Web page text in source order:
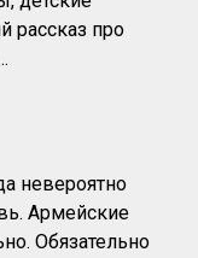
рассказ про
невероятно
Армейские
Обязательно